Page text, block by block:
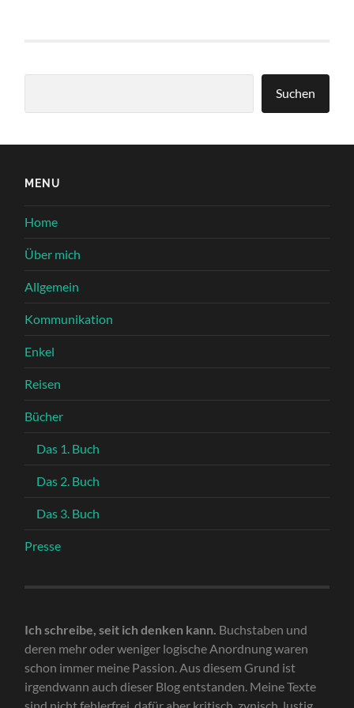
Suchen
MENU
Home
Über mich
Allgemein
Kommunikation
Enkel
Reisen
Bücher
Das 1. Buch
Das 2. Buch
Das 3. Buch
Presse
Ich schreibe, seit ich denken kann. Buchstaben und
deren mehr oder weniger logische Anordnung waren
schon immer meine Passion. Aus diesem Grund ist
irgendwann auch dieser Blog entstanden. Meine Texte
sind nicht fehlerfrei, dafür aber kritisch, zynisch, lustig,